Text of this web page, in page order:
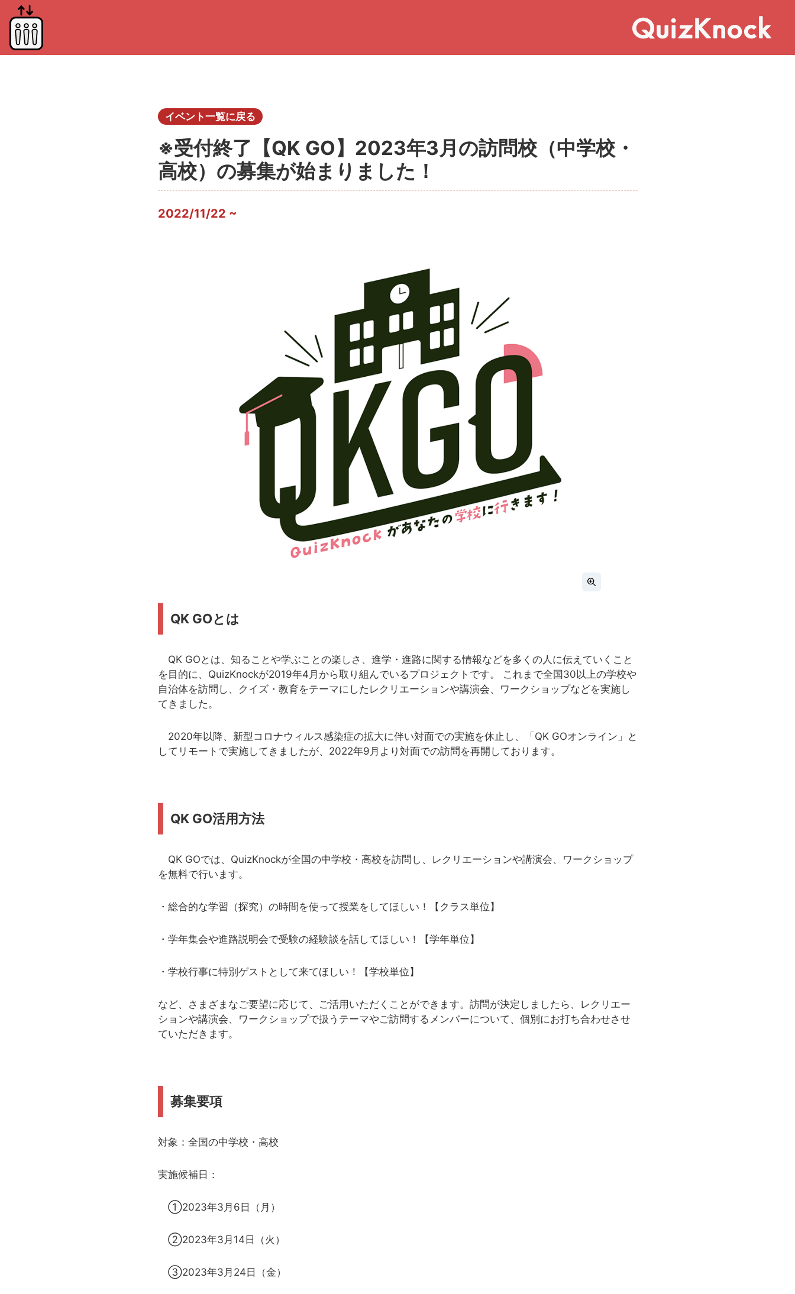
イベント一覧に戻る
※受付終了【QK GO】2023年3月の訪問校（中学校・
高校）の募集が始まりました！
2022/11/22 ~
QK GOとは
QK GOとは、知ることや学ぶことの楽しさ、進学・進路に関する情報などを多くの人に伝えていくこと
を目的に、QuizKnockが2019年4月から取り組んでいるプロジェクトです。 これまで全国30以上の学校や
自治体を訪問し、クイズ・教育をテーマにしたレクリエーションや講演会、ワークショップなどを実施し
てきました。
2020年以降、新型コロナウィルス感染症の拡大に伴い対面での実施を休止し、「QK GOオンライン」と
してリモートで実施してきましたが、2022年9月より対面での訪問を再開しております。
QK GO活用方法
QK GOでは、QuizKnockが全国の中学校・高校を訪問し、レクリエーションや講演会、ワークショップ
を無料で行います。
・総合的な学習（探究）の時間を使って授業をしてほしい！【クラス単位】
・学年集会や進路説明会で受験の経験談を話してほしい！【学年単位】
・学校行事に特別ゲストとして来てほしい！【学校単位】
など、さまざまなご要望に応じて、ご活用いただくことができます。訪問が決定しましたら、レクリエー
ションや講演会、ワークショップで扱うテーマやご訪問するメンバーについて、個別にお打ち合わせさせ
ていただきます。
募集要項
対象：全国の中学校・高校
実施候補日：
①2023年3月6日（月）
②2023年3月14日（火）
③2023年3月24日（金）